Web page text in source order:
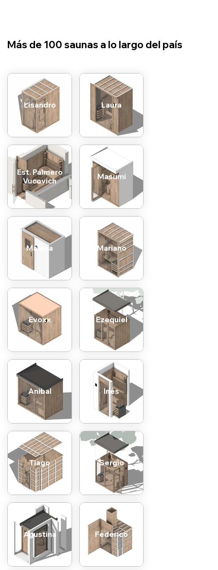
​Más de 100 saunas a lo largo del país
Lisandro Laura
Est. Palmero
Vucovich
Masumi
Malena Mariano
Evoxx Ezequiel
Anibal Inés
Tiago Sergio
Agustina Federico